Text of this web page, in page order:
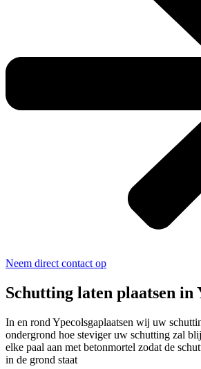
Neem direct contact op
Schutting laten plaatsen in
In en rond Ypecolsgaplaatsen wij uw
ondergrond hoe steviger uw schutting zal
elke paal aan met betonmortel zodat de
in de grond staat